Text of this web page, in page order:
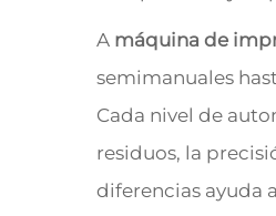
A máquina de
semimanuales
Cada nivel de
residuos, la
diferencias ayuda